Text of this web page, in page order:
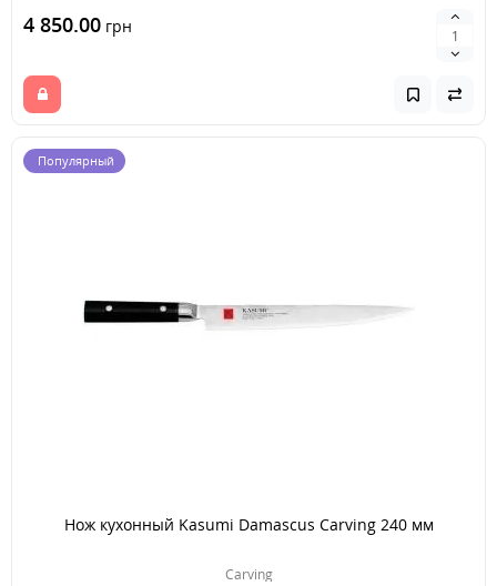
4 850.00 грн
Популярный
Нож кухонный Kasumi Damascus Carving 240 мм
Carving